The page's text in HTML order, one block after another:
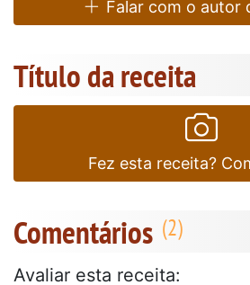
Falar com o autor
Título da receita
Fez esta receita?
Comentários
Avaliar esta receita: